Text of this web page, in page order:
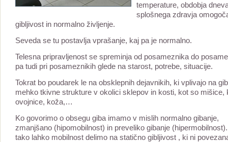
temperature, obdobja
splošnega zdravja
gibljivost in normalno življenje.
Seveda se tu postavlja vprašanje, kaj pa je normalno.
Telesna pripravljenost se spreminja od posameznika do
pa tudi pri posameznikih glede na starost, potrebe, situacije.
Tokrat bo poudarek le na obsklepnih dejavnikih, ki vplivajo na
mehko tkivne strukture v okolici sklepov in kosti, kot so mišice,
ovojnice, koža,…
Ko govorimo o obsegu giba imamo v mislih normalno gibanje,
zmanjšano (hipomobilnost) in preveliko gibanje
tako lahko mobilnost delimo na statično gibljivost , ki ni